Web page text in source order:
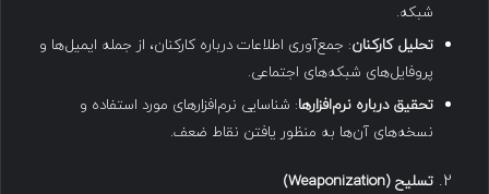
شبکه.
تحلیل کارکنان: جمع‌آوری اطلاعات درباره کارکنان، از جمله ایمیل‌ها و
پروفایل‌های شبکه‌های اجتماعی.
تحقیق درباره نرم‌افزارها: شناسایی نرم‌افزارهای مورد استفاده و
نسخه‌های آن‌ها به منظور یافتن نقاط ضعف.
تسلیح (Weaponization)